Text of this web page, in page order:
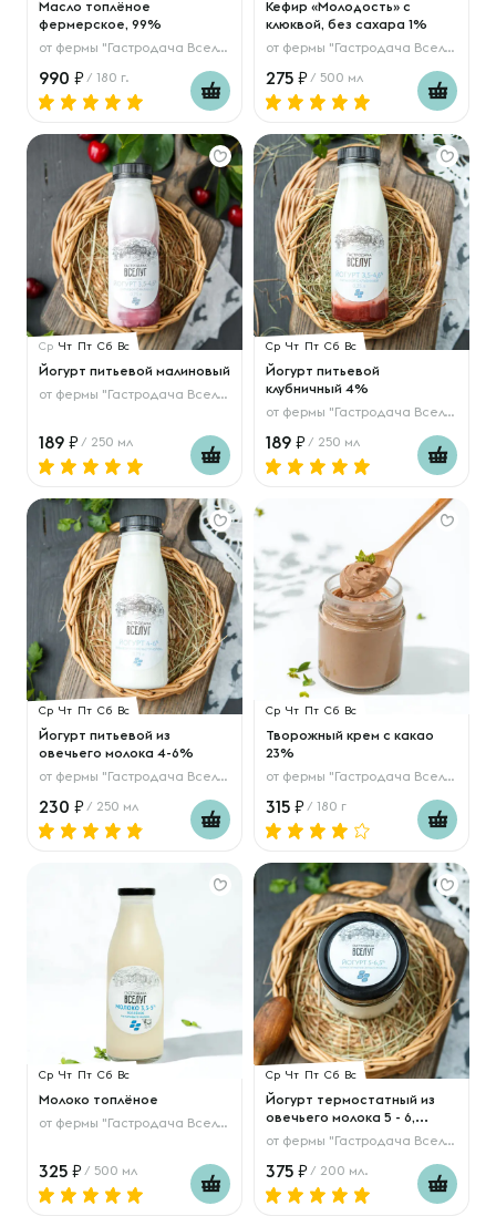
Масло топлёное
фермерское, 99%
от фермы "Гастродача Вселуг"
990 / 180 г.
Кефир «Молодость» с
клюквой, без сахара 1%
от фермы "Гастродача Вселуг"
275 / 500 мл
Ср Чт Пт Сб Вс
Йогурт питьевой малиновый
от фермы "Гастродача Вселуг"
189 / 250 мл
Ср Чт Пт Сб Вс
Йогурт питьевой
клубничный 4%
от фермы "Гастродача Вселуг"
189 / 250 мл
Ср Чт Пт Сб Вс
Йогурт питьевой из
овечьего молока 4-6%
от фермы "Гастродача Вселуг"
230 / 250 мл
Ср Чт Пт Сб Вс
Творожный крем с какао
23%
от фермы "Гастродача Вселуг"
315 / 180 г
Ср Чт Пт Сб Вс
Молоко топлёное
от фермы "Гастродача Вселуг"
325 / 500 мл
Ср Чт Пт Сб Вс
Йогурт термостатный из
овечьего молока 5 - 6,...
от фермы "Гастродача Вселуг"
375 / 200 мл.